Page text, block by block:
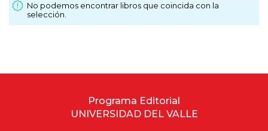
Arquitectura
Artes escénicas
No podemos encontrar libros que coincida con la
selección.
Programa Editorial
UNIVERSIDAD DEL VALLE